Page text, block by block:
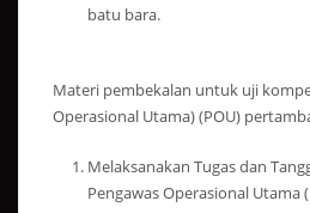
batu bara.
Materi pembekalan untuk uji
Operasional Utama) (POU)
Melaksanakan Tugas dan
Pengawas Operasional Utama